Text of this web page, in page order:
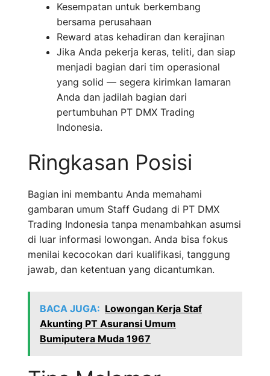
Kesempatan untuk berkembang
bersama perusahaan
Reward atas kehadiran dan kerajinan
Jika Anda pekerja keras, teliti, dan siap
menjadi bagian dari tim operasional
yang solid — segera kirimkan lamaran
Anda dan jadilah bagian dari
pertumbuhan PT DMX Trading
Indonesia.
Ringkasan Posisi
Bagian ini membantu Anda memahami
gambaran umum Staff Gudang di PT DMX
Trading Indonesia tanpa menambahkan asumsi
di luar informasi lowongan. Anda bisa fokus
menilai kecocokan dari kualifikasi, tanggung
jawab, dan ketentuan yang dicantumkan.
BACA JUGA: Lowongan Kerja Staf
Akunting PT Asuransi Umum
Bumiputera Muda 1967